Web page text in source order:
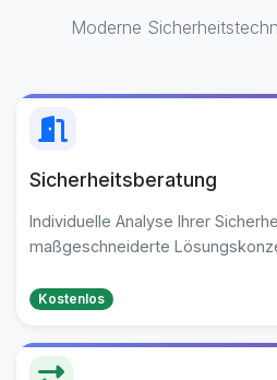
Moderne
Sicherheitsberatung
Individuelle Analyse Ihrer
maßgeschneiderte
Kostenlos